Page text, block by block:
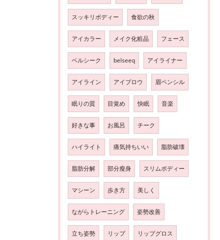
スッキリボディー 食欲の秋
アイカラー メイク化粧品 フェース
ベルシーク belseeq アイライナー
アイライン アイブロウ 眉ペンシル
眠りの質 目覚め 快眠 音楽
好きな事 お風呂 チーク
ハイライト 痛気持ちいい 脂肪破壊
脂肪分解 部分瘦身 スリムボディー
マシーン 歩き方 美しく
ながらトレーニング 姿勢改善
立ち姿勢 リップ リップグロス